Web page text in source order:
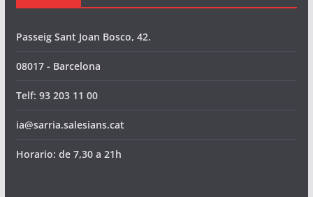
Passeig Sant Joan Bosco, 42.
08017 - Barcelona
Telf: 93 203 11 00
ia@sarria.salesians.cat
Horario: de 7,30 a 21h